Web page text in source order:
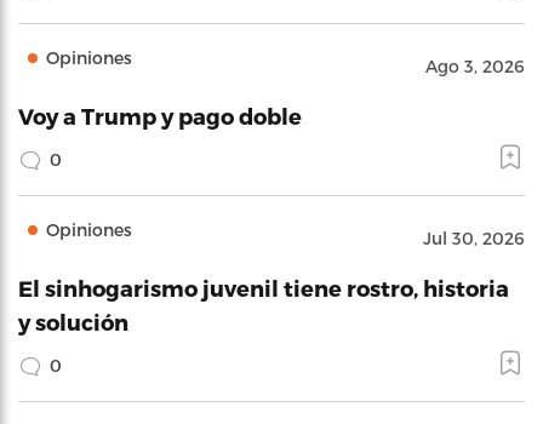
Opiniones Ago 3, 2026
Voy a Trump y pago doble
0
Opiniones Jul 30, 2026
El sinhogarismo juvenil tiene rostro, historia
y solución
0